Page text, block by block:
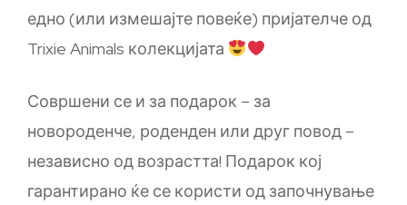
едно (или измешајте повеќе) пријателче од
Trixie Animals колекцијата
Совршени се и за подарок – за
новороденче, роденден или друг повод –
независно од возрастта! Подарок кој
гарантирано ќе се користи од започнување